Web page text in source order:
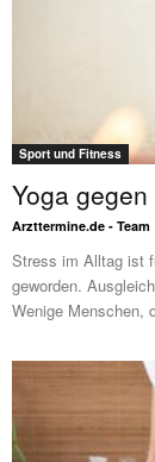
Sport und Fitness
Yoga
Arzttermine.de - Team
Stress im Alltag ist
geworden.
Wenige Menschen,